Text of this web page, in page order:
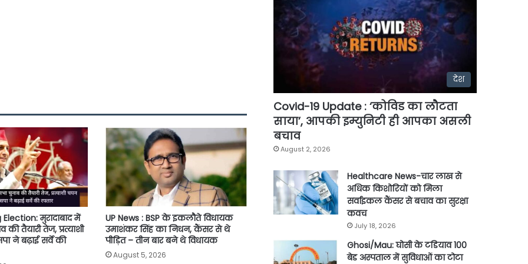
मुरादाबाद में
की तैयारी तेज, प्रत्याशी
ने बढ़ाई सर्वे की
UP News : BSP के इकलौते विधायक
उमाशंकर सिंह का निधन, कैंसर से थे
पीड़ित – तीन बार बने थे विधायक
August 5, 2026
देश
Covid-19 Update : ‘कोविड का लौटता
साया’, आपकी इम्युनिटी ही आपका असली
बचाव
August 2, 2026
Healthcare News-चार लाख से
अधिक किशोरियों को मिला
सर्वाइकल कैंसर से बचाव का सुरक्षा
कवच
July 18, 2026
Ghosi/Mau: घोसी के टडियाव 100
बेड अस्पताल में सुविधाओं का टोटा